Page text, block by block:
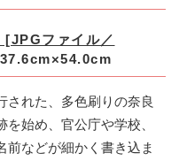
ファイル／
れた、多色刷りの奈良
始め、官公庁や学校、
前などが細かく書き込ま